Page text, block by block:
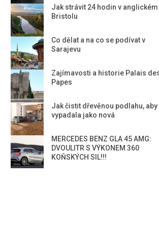
Jak strávit 24 hodin v anglickém
Bristolu
Co dělat a na co se podívat v
Sarajevu
Zajímavosti a historie Palais
Papes
Jak čistit dřevěnou podlahu, aby
vypadala jako nová
MERCEDES BENZ GLA 45 AMG:
DVOULITR S VÝKONEM 360
KOŇSKÝCH SIL!!!